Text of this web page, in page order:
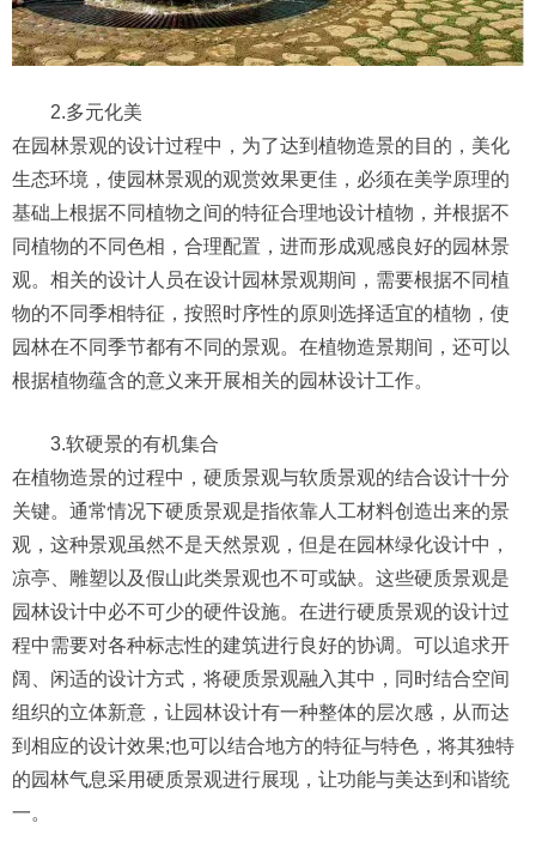
2.多元化美
在园林景观的设计过程中，为了达到植物造景的目的，美化
生态环境，使园林景观的观赏效果更佳，必须在美学原理的
基础上根据不同植物之间的特征合理地设计植物，并根据不
同植物的不同色相，合理配置，进而形成观感良好的园林景
观。相关的设计人员在设计园林景观期间，需要根据不同植
物的不同季相特征，按照时序性的原则选择适宜的植物，使
园林在不同季节都有不同的景观。在植物造景期间，还可以
根据植物蕴含的意义来开展相关的园林设计工作。
3.软硬景的有机集合
在植物造景的过程中，硬质景观与软质景观的结合设计十分
关键。通常情况下硬质景观是指依靠人工材料创造出来的景
观，这种景观虽然不是天然景观，但是在园林绿化设计中，
凉亭、雕塑以及假山此类景观也不可或缺。这些硬质景观是
园林设计中必不可少的硬件设施。在进行硬质景观的设计过
程中需要对各种标志性的建筑进行良好的协调。可以追求开
阔、闲适的设计方式，将硬质景观融入其中，同时结合空间
组织的立体新意，让园林设计有一种整体的层次感，从而达
到相应的设计效果;也可以结合地方的特征与特色，将其独特
的园林气息采用硬质景观进行展现，让功能与美达到和谐统
一。